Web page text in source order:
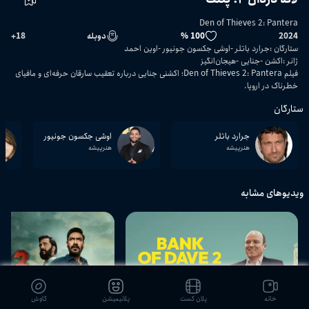
Den of Thieves 2: Pantera
2024
100 % دوبله 18
+
ستارگان :جرارد باتلر اوشی جکسون جونیور اوین احمد
ژانر :اکشن جنایی هیجان‌انگیز
فیلم Den of Thieves 2: Pantera؛ اکشنی جنایی درباره تعقیب سارقان حرفه‌ای و مافیای
خطرناک در اروپا.
ستارگان
جرارد باتلر
هنرپیشه
اوشی جکسون جونیور
هنرپیشه
ویدیوهای مشابه
خانه پلان کست پلانیمیشن کاوش